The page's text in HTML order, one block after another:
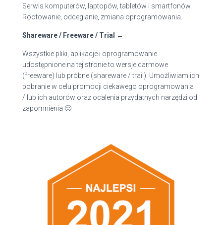
:Serwis komputerów, laptopów, tabletów i smartfonów.
Rootowanie, odceglanie, zmiana oprogramowania.
Shareware / Freeware / Trial ←
Wszystkie pliki, aplikacje i oprogramowanie
udostępnione na tej stronie to wersje darmowe
(freeware) lub próbne (shareware / trail). Umożliwiam ich
pobranie w celu promocji ciekawego oprogramowania i
/ lub ich autorów oraz ocalenia przydatnych narzędzi od
zapomnienia 🙂